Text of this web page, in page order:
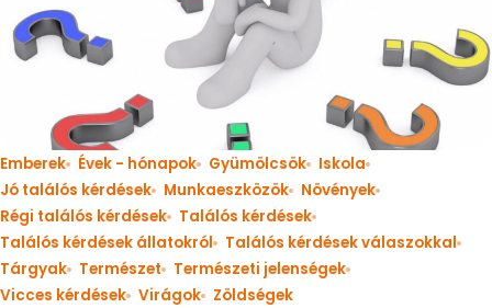
Emberek Évek - hónapok Gyümölcsök
Iskola
Jó találós kérdések
Munkaeszközök
Növények
Régi találós kérdések
Találós kérdések
Találós kérdések állatokról
Találós kérdések válaszokkal
Tárgyak
Természet
Természeti jelenségek
Vicces kérdések Virágok Zöldségek